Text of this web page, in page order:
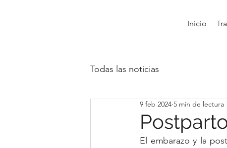
Inicio
Todas las noticias
9 feb 2024 5 min de lectura
El embarazo y la